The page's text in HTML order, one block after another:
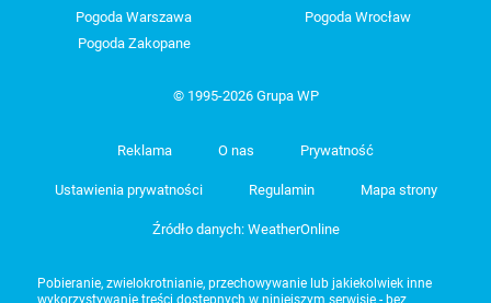
Pogoda Warszawa
Pogoda Wrocław
Pogoda Zakopane
© 1995-2026 Grupa WP
Reklama O nas Prywatność
Ustawienia prywatności Regulamin Mapa strony
Źródło danych: WeatherOnline
Pobieranie, zwielokrotnianie, przechowywanie lub jakiekolwiek inne
wykorzystywanie treści dostępnych w niniejszym serwisie - bez